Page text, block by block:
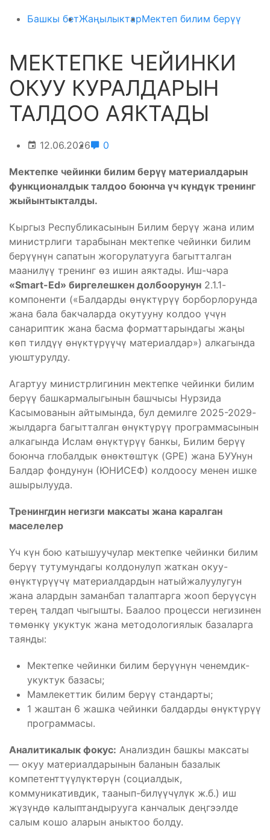
Башкы бетЖаңылыктарМектеп билим берүү
МЕКТЕПКЕ ЧЕЙИНКИ
ОКУУ КУРАЛДАРЫН
ТАЛДОО АЯКТАДЫ
12.06.2026 0
Мектепке чейинки билим берүү материалдарын
функционалдык талдоо боюнча үч күндүк тренинг
жыйынтыкталды.
Кыргыз Республикасынын Билим берүү жана илим
министрлиги тарабынан мектепке чейинки билим
берүүнүн сапатын жогорулатууга багытталган
маанилүү тренинг өз ишин аяктады. Иш-чара
«Smart-Ed» биргелешкен долбоорунун 2.1.1-
компоненти («Балдарды өнүктүрүү борборлорунда
жана бала бакчаларда окутууну колдоо үчүн
санариптик жана басма форматтарындагы жаңы
көп тилдүү өнүктүрүүчү материалдар») алкагында
уюштурулду.
Агартуу министрлигинин мектепке чейинки билим
берүү башкармалыгынын башчысы Нурзида
Касымованын айтымында, бул демилге 2025-2029-
жылдарга багытталган өнүктүрүү программасынын
алкагында Ислам өнүктүрүү банкы, Билим берүү
боюнча глобалдык өнөктөштүк (GPE) жана БУУнун
Балдар фондунун (ЮНИСЕФ) колдоосу менен ишке
ашырылууда.
Тренингдин негизги максаты жана каралган
маселелер
Үч күн бою катышуучулар мектепке чейинки билим
берүү тутумундагы колдонулуп жаткан окуу-
өнүктүрүүчү материалдардын натыйжалуулугун
жана алардын заманбап талаптарга жооп берүүсүн
терең талдап чыгышты. Баалоо процесси негизинен
төмөнкү укуктук жана методологиялык базаларга
таянды:
Мектепке чейинки билим берүүнүн ченемдик-
укуктук базасы;
Мамлекеттик билим берүү стандарты;
1 жаштан 6 жашка чейинки балдарды өнүктүрүү
программасы.
Аналитикалык фокус: Анализдин башкы максаты
— окуу материалдарынын баланын базалык
компетенттүүлүктөрүн (социалдык,
коммуникативдик, таанып-билүүчүлүк ж.б.) иш
жүзүндө калыптандырууга канчалык деңгээлде
салым кошо аларын аныктоо болду.